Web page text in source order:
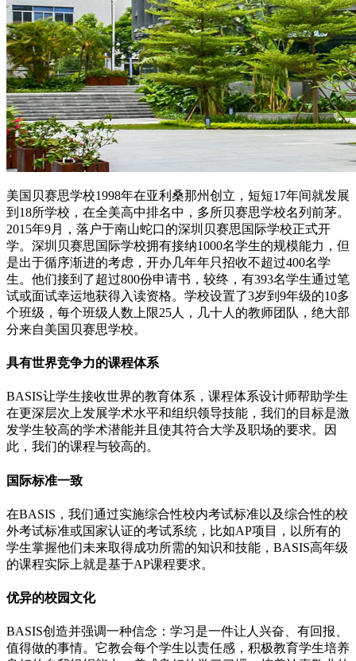
美国贝赛思学校1998年在亚利桑那州创立，短短17年间就发展
到18所学校，在全美高中排名中，多所贝赛思学校名列前茅。
2015年9月，落户于南山蛇口的深圳贝赛思国际学校正式开
学。深圳贝赛思国际学校拥有接纳1000名学生的规模能力，但
是出于循序渐进的考虑，开办几年年只招收不超过400名学
生。他们接到了超过800份申请书，较终，有393名学生通过笔
试或面试幸运地获得入读资格。学校设置了3岁到9年级的10多
个班级，每个班级人数上限25人，几十人的教师团队，绝大部
分来自美国贝赛思学校。
具有世界竞争力的课程体系
BASIS让学生接收世界的教育体系，课程体系设计师帮助学生
在更深层次上发展学术水平和组织领导技能，我们的目标是激
发学生较高的学术潜能并且使其符合大学及职场的要求。因
此，我们的课程与较高的。
国际标准一致
在BASIS，我们通过实施综合性校内考试标准以及综合性的校
外考试标准或国家认证的考试系统，比如AP项目，以所有的
学生掌握他们未来取得成功所需的知识和技能，BASIS高年级
的课程实际上就是基于AP课程要求。
优异的校园文化
BASIS创造并强调一种信念：学习是一件让人兴奋、有回报、
值得做的事情。它教会每个学生以责任感，积极教育学生培养